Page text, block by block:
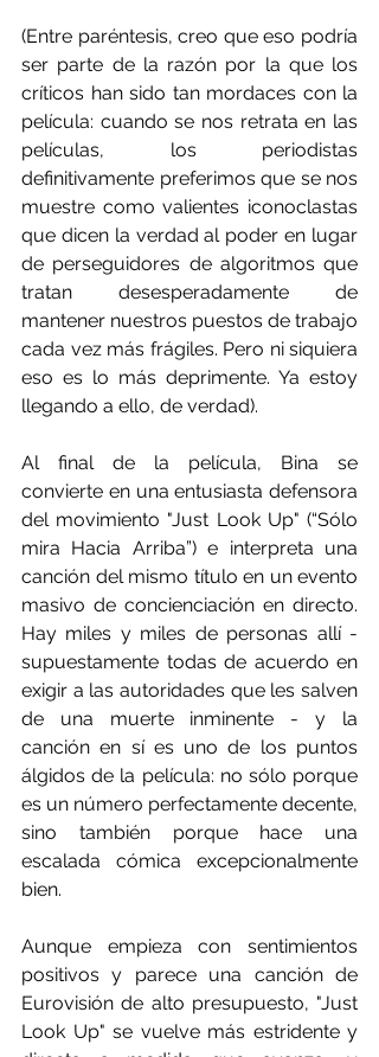
(Entre paréntesis, creo que eso podría
ser parte de la razón por la que los
críticos han sido tan mordaces con la
película: cuando se nos retrata en las
películas, los periodistas
definitivamente preferimos que se nos
muestre como valientes iconoclastas
que dicen la verdad al poder en lugar
de perseguidores de algoritmos que
tratan desesperadamente de
mantener nuestros puestos de trabajo
cada vez más frágiles. Pero ni siquiera
eso es lo más deprimente. Ya estoy
llegando a ello, de verdad).
Al final de la película, Bina se
convierte en una entusiasta defensora
del movimiento "Just Look Up" (“Sólo
mira Hacia Arriba”) e interpreta una
canción del mismo título en un evento
masivo de concienciación en directo.
Hay miles y miles de personas allí -
supuestamente todas de acuerdo en
exigir a las autoridades que les salven
de una muerte inminente - y la
canción en sí es uno de los puntos
álgidos de la película: no sólo porque
es un número perfectamente decente,
sino también porque hace una
escalada cómica excepcionalmente
bien.
Aunque empieza con sentimientos
positivos y parece una canción de
Eurovisión de alto presupuesto, "Just
Look Up" se vuelve más estridente y